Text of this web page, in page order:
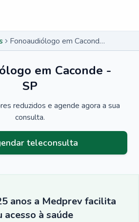
Fonoaudiólogo em Caconde - SP
em Caconde -
SP
reduzidos e agende agora a sua
consulta.
teleconsulta
anos a Medprev facilita
acesso à saúde